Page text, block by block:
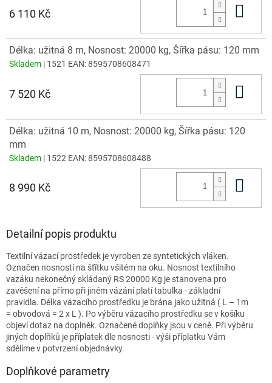
6 110 Kč
Délka: užitná 8 m, Nosnost: 20000 kg, Šířka pásu: 120 mm
Skladem | 1521 EAN:8595708608471
7 520 Kč
Délka: užitná 10 m, Nosnost: 20000 kg, Šířka pásu: 120
mm
Skladem | 1522 EAN:8595708608488
8 990 Kč
Detailní popis produktu
Textilní vázací prostředek je vyroben ze syntetických vláken.
Označen nosností na šťítku všitém na oku. Nosnost textilního
vazáku nekonečný skládaný RS 20000 Kg je stanovena pro
zavěšení na přímo při jiném vázání platí tabulka - základní
pravidla. Délka vázacího prostředku je brána jako užitná ( L – 1m
= obvodová = 2 x L ). Po výběru vázacího prostředku se v košíku
objeví dotaz na doplněk. Označené doplňky jsou v ceně. Při výběru
jiných doplňků je příplatek dle nosnosti - výši příplatku Vám
sdělíme v potvrzení objednávky.
Doplňkové parametry